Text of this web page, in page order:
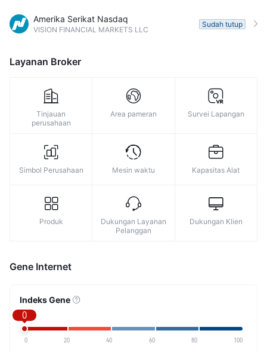
Amerika Serikat Nasdaq
VISION FINANCIAL MARKETS LLC
Sudah tutup
Layanan Broker
Tinjauan
perusahaan
Area pameran Survei Lapangan
Simbol Perusahaan Mesin waktu Kapasitas Alat
Produk
Dukungan Layanan
Pelanggan
Dukungan Klien
Gene Internet
Indeks Gene
0
0 20 40 60 80 100